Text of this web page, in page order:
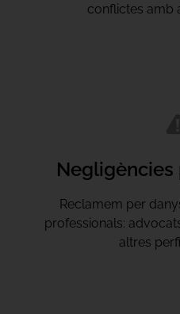
conflictes amb
Reclamem per
professionals:
altres